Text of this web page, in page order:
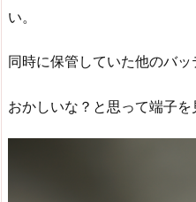
い。
同時に保管していた他のバッ
おかしいな？と思って端子